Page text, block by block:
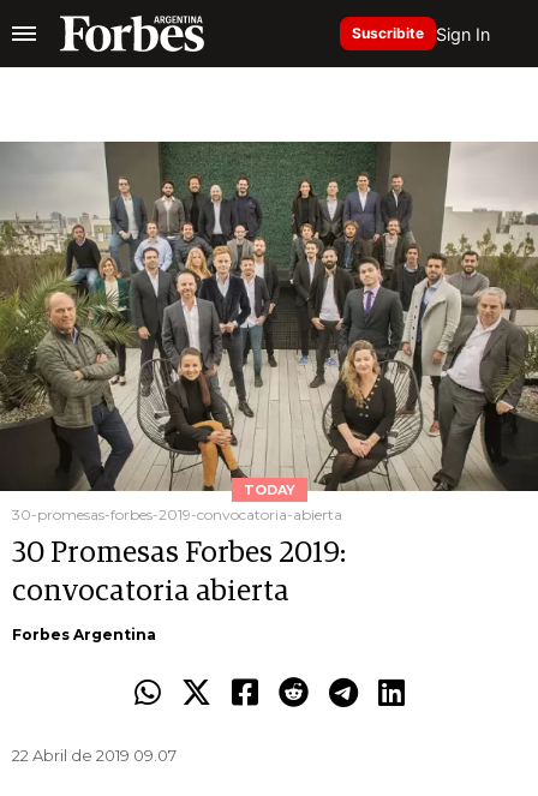
Suscribite Sign In
TODAY
30-promesas-forbes-2019-convocatoria-abierta
30 Promesas Forbes 2019:
convocatoria abierta
Forbes Argentina
22 Abril de 2019 09.07